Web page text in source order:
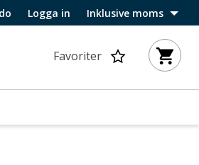
Logga in Inklusive moms
Favoriter